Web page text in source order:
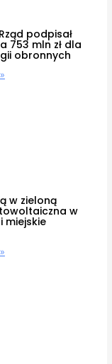
podpisał
753 mln zł dla
obronnych
w zieloną
w
miejskie